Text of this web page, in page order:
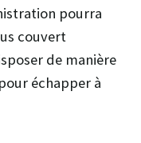
pourra
couvert
de manière
échapper à